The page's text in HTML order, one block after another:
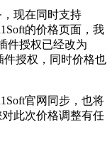
现在同时支持
的价格页面，我
件授权已经改为
件授权，同时价格也
官网同步，也将
此次价格调整有任